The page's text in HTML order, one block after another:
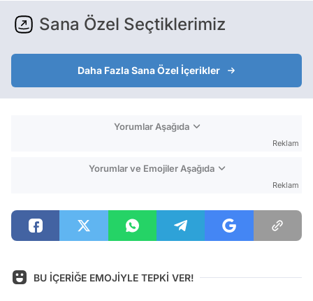
Sana Özel Seçtiklerimiz
Daha Fazla Sana Özel İçerikler
Yorumlar Aşağıda
Reklam
Yorumlar ve Emojiler Aşağıda
Reklam
BU İÇERİĞE EMOJİYLE TEPKİ VER!